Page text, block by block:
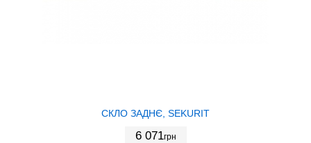
СКЛО ЗАДНЄ, SEKURIT
6 071грн